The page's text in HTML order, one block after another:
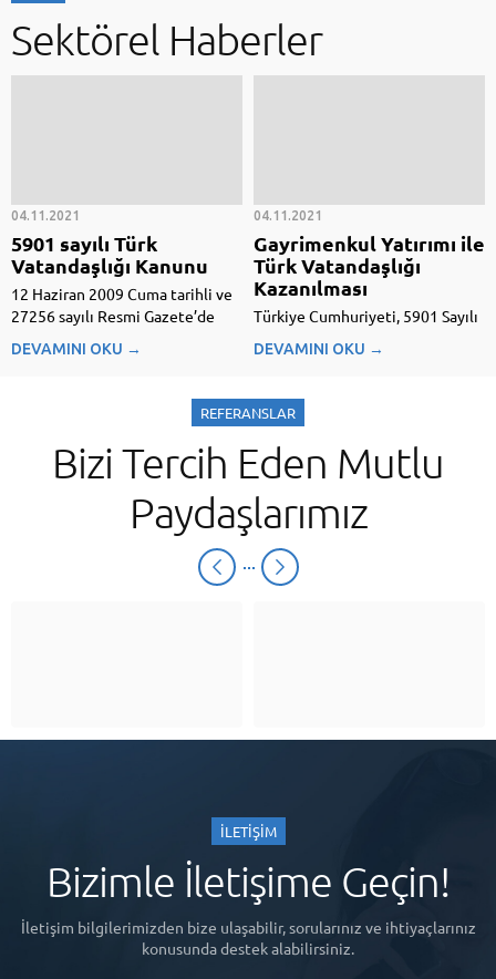
Sektörel Haberler
04.11.2021
5901 sayılı Türk
Vatandaşlığı Kanunu
12 Haziran 2009 Cuma tarihli ve
27256 sayılı Resmi Gazete’de
Vatandaşlığı Kanunu metni 5901
5901 sayılı Türk Vatandaşlığı
Kanunu, 12 Haziran 2009 Cuma
tarihli ve 27256 sayılı...
DEVAMINI OKU →
04.11.2021
Gayrimenkul Yatırımı ile
Türk Vatandaşlığı
Kazanılması
Türkiye Cumhuriyeti, 5901 Sayılı
göre belirli bir miktar
yabancılara istisnai Türk
Vatandaşlığı ve İkametgahı
sağlamaktadır. Bu yazının
devamını emlakmedya.com
sayfamızdan okuyabilirsiniz.
DEVAMINI OKU →
REFERANSLAR
Bizi Tercih Eden Mutlu
Paydaşlarımız
İLETİŞİM
Bizimle İletişime Geçin!
İletişim bilgilerimizden bize ulaşabilir, sorularınız ve ihtiyaçlarınız
konusunda destek alabilirsiniz.